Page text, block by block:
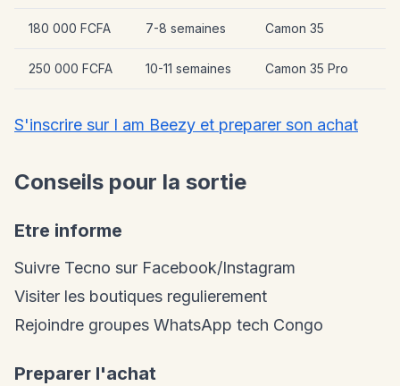
180 000 FCFA 7-8 semaines Camon 35
250 000 FCFA 10-11 semaines Camon 35 Pro
S'inscrire sur I am Beezy et preparer son achat
Conseils pour la sortie
Etre informe
Suivre Tecno sur Facebook/Instagram
Visiter les boutiques regulierement
Rejoindre groupes WhatsApp tech Congo
Preparer l'achat